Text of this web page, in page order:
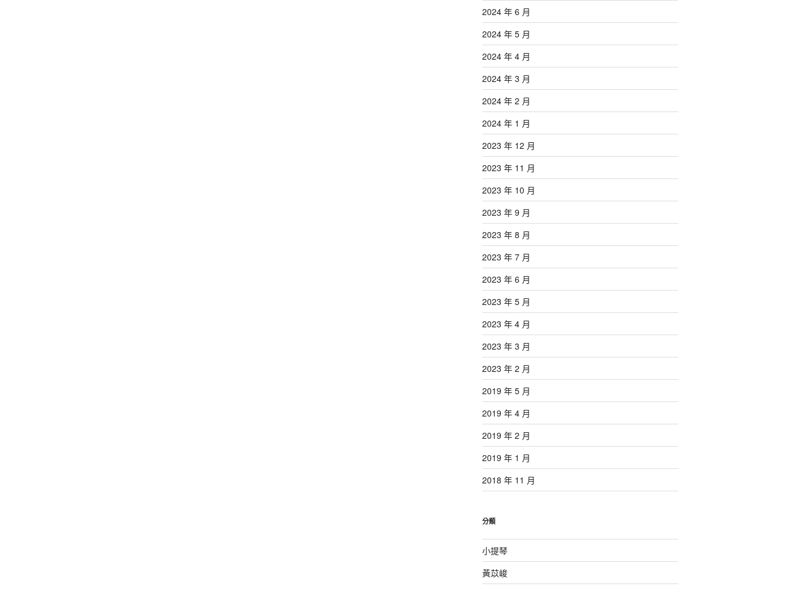
2024 年 6 月
2024 年 5 月
2024 年 4 月
2024 年 3 月
2024 年 2 月
2024 年 1 月
2023 年 12 月
2023 年 11 月
2023 年 10 月
2023 年 9 月
2023 年 8 月
2023 年 7 月
2023 年 6 月
2023 年 5 月
2023 年 4 月
2023 年 3 月
2023 年 2 月
2019 年 5 月
2019 年 4 月
2019 年 2 月
2019 年 1 月
2018 年 11 月
分類
小提琴
黃苡峻